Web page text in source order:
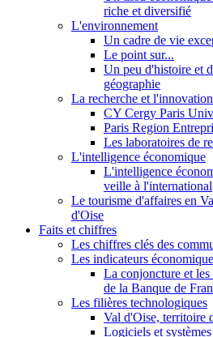
riche et diversifié
L'environnement
Un cadre de vie
Le point sur...
Un peu d'histoire et
géographie
La recherche et l'innovation
CY Cergy Paris
Paris Region
Les laboratoires de
L'intelligence économique
L'intelligence
veille à l'international
Le tourisme d'affaires en
d'Oise
Faits et chiffres
Les chiffres clés des
Les indicateurs
La conjoncture et
de la Banque de
Les filières technologiques
Val d'Oise, territoire
Logiciels et